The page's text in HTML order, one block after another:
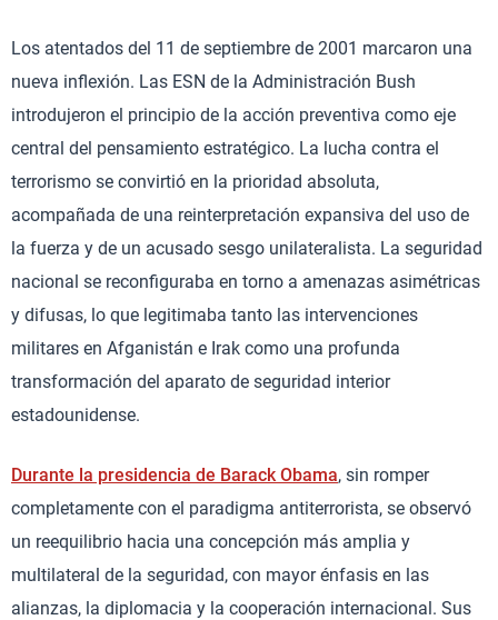
Los atentados del 11 de septiembre de 2001 marcaron una
nueva inflexión. Las ESN de la Administración Bush
introdujeron el principio de la acción preventiva como eje
central del pensamiento estratégico. La lucha contra el
terrorismo se convirtió en la prioridad absoluta,
acompañada de una reinterpretación expansiva del uso de
la fuerza y de un acusado sesgo unilateralista. La seguridad
nacional se reconfiguraba en torno a amenazas asimétricas
y difusas, lo que legitimaba tanto las intervenciones
militares en Afganistán e Irak como una profunda
transformación del aparato de seguridad interior
estadounidense.
Durante la presidencia de Barack Obama, sin romper
completamente con el paradigma antiterrorista, se observó
un reequilibrio hacia una concepción más amplia y
multilateral de la seguridad, con mayor énfasis en las
alianzas, la diplomacia y la cooperación internacional. Sus